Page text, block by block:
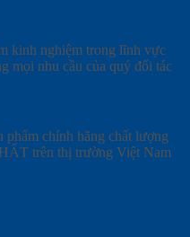
kinh nghiệm trong lĩnh vực
mọi nhu cầu của quý đối tác
phẩm chính hãng chất lượng
trên thị trường Việt Nam